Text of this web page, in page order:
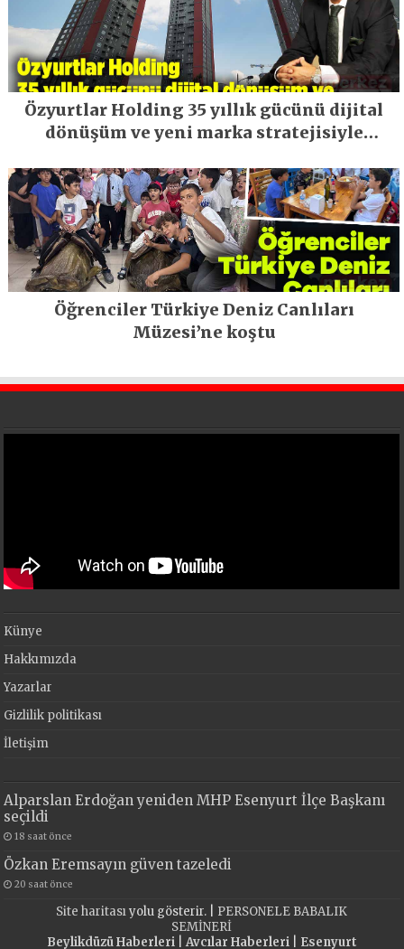
Özyurtlar Holding 35 yıllık gücünü dijital
dönüşüm ve yeni marka stratejisiyle
Öğrenciler Türkiye Deniz Canlıları
Müzesi’ne koştu
Künye
Hakkımızda
Yazarlar
Gizlilik politikası
İletişim
Alparslan Erdoğan yeniden MHP Esenyurt İlçe Başkanı
seçildi
18 saat önce
Özkan Eremsayın güven tazeledi
20 saat önce
Site haritasıyolu gösterir. | PERSONELE BABALIK
SEMİNERİ
Beylikdüzü Haberleri| Avcılar Haberleri| Esenyurt